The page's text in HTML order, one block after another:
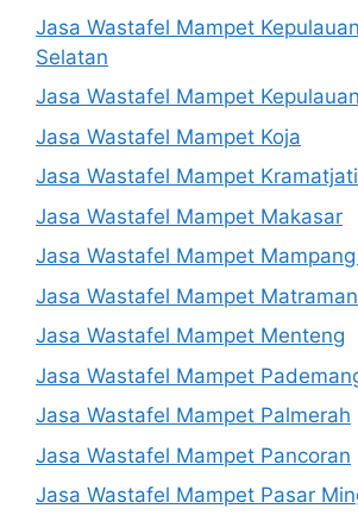
Jasa Wastafel Mampet
Selatan
Jasa Wastafel Mampet
Jasa Wastafel Mampet Koja
Jasa Wastafel Mampet Kramatjati
Jasa Wastafel Mampet Makasar
Jasa Wastafel Mampet
Jasa Wastafel Mampet Matraman
Jasa Wastafel Mampet Menteng
Jasa Wastafel Mampet
Jasa Wastafel Mampet Palmerah
Jasa Wastafel Mampet Pancoran
Jasa Wastafel Mampet Pasar